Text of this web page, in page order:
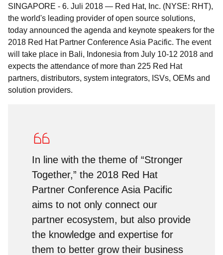
SINGAPORE - 6. Juli 2018 — Red Hat, Inc. (NYSE: RHT),
the world's leading provider of open source solutions,
today announced the agenda and keynote speakers for the
2018 Red Hat Partner Conference Asia Pacific. The event
will take place in Bali, Indonesia from July 10-12 2018 and
expects the attendance of more than 225 Red Hat
partners, distributors, system integrators, ISVs, OEMs and
solution providers.
In line with the theme of “Stronger
Together,” the 2018 Red Hat
Partner Conference Asia Pacific
aims to not only connect our
partner ecosystem, but also provide
the knowledge and expertise for
them to better grow their business